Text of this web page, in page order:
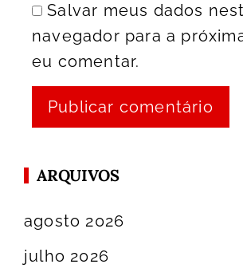
Salvar meus dados
navegador para a
eu comentar.
ARQUIVOS
agosto 2026
julho 2026